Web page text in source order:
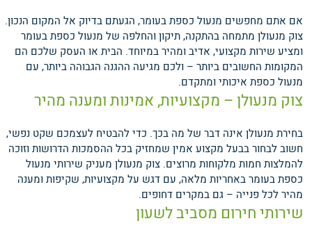
אם אתם מחפשים מנעול כספת בעומר, הגעתם בדיוק אל המקום הנכון.
צוק מנעולן מתמחה בהתקנה, תיקון והחלפה של מנעול כספת בעומר
ומציע שירות מקצועי, אדיב ומהיר במיוחד. הבית או העסק שלכם הם
המקומות החשובים ביותר – ולכם מגיעה ההגנה הגבוהה ביותר, עם
מנעול כספת איכותי ומתקדם.
צוק מנעולן – מקצועיות, אמינות ומענה מהיר
בחירת מנעולן אינה דבר של מה בכך. כדי להבטיח לעצמכם שקט נפשי,
חשוב לבחור בבעל מקצוע אמין שמחזיק בכל ההסמכות הדרושות וזוכה
להמלצות חמות מלקוחות מרוצים. צוק מנעולן מעניק שירותי מנעול
כספת בעומר באחריות מלאה, עם דגש על מקצועיות, שקיפות ומענה
מהיר לכל פנייה – גם במקרים דחופים.
שירותי חירום מסביב לשעון